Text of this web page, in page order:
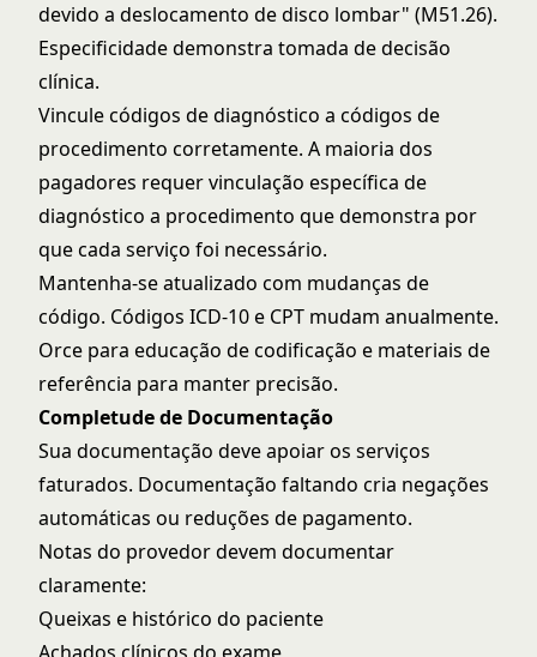
devido a deslocamento de disco lombar" (M51.26).
Especificidade demonstra tomada de decisão
clínica.
Vincule códigos de diagnóstico a códigos de
procedimento corretamente. A maioria dos
pagadores requer vinculação específica de
diagnóstico a procedimento que demonstra por
que cada serviço foi necessário.
Mantenha-se atualizado com mudanças de
código. Códigos ICD-10 e CPT mudam anualmente.
Orce para educação de codificação e materiais de
referência para manter precisão.
Completude de Documentação
Sua documentação deve apoiar os serviços
faturados. Documentação faltando cria negações
automáticas ou reduções de pagamento.
Notas do provedor devem documentar
claramente:
Queixas e histórico do paciente